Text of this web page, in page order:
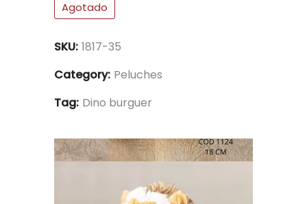
Agotado
SKU: 1817-35
Category: Peluches
Tag: Dino burguer